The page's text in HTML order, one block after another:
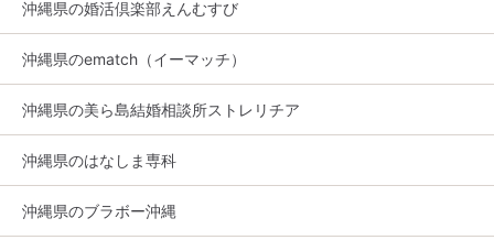
沖縄県の婚活倶楽部えんむすび
沖縄県のematch（イーマッチ）
沖縄県の美ら島結婚相談所ストレリチア
沖縄県のはなしま専科
沖縄県のブラボー沖縄